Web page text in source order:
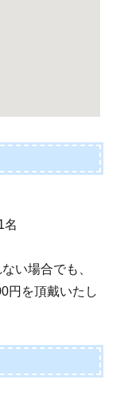
名
い場合でも、
円を頂戴いたし